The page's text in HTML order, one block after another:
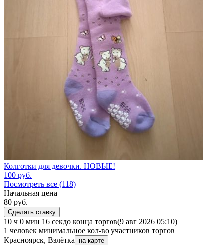
Колготки для девочки. НОВЫЕ!
100 руб.
Посмотреть все (118)
Начальная цена
80 руб.
Сделать ставку
10 ч 0 мин 16 секдо конца торгов(9 авг 2026 05:10)
1 человек минимальное кол-во участников торгов
Красноярск, Взлётка
на карте